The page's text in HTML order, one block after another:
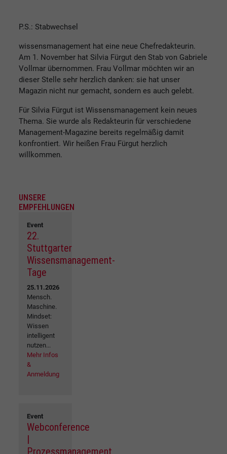
P.S.: Stabwechsel
wissensmanagement hat eine neue Chefredakteurin.
Am 1. November hat Silvia Fürgut den Stab von Gabriele
Vollmar übernommen. Frau Vollmar möchten wir an
dieser Stelle sehr herzlich danken: sie hat unser
Magazin nicht nur gemacht, sondern es auch gelebt.
Für Silvia Fürgut ist Wissensmanagement kein neues
Thema. Sie wurde als Redakteurin für verschiedene
Management-Magazine bereits regelmäßig damit
konfrontiert. Wir heißen Frau Fürgut herzlich
willkommen.
UNSERE
EMPFEHLUNGEN
Event
22.
Stuttgarter
Wissensmanagement-
Tage
25.11.2026
Mensch.
Maschine.
Mindset:
Wissen
intelligent
nutzen...
Mehr Infos
&
Anmeldung
Event
Webconference
|
Prozessmanagement